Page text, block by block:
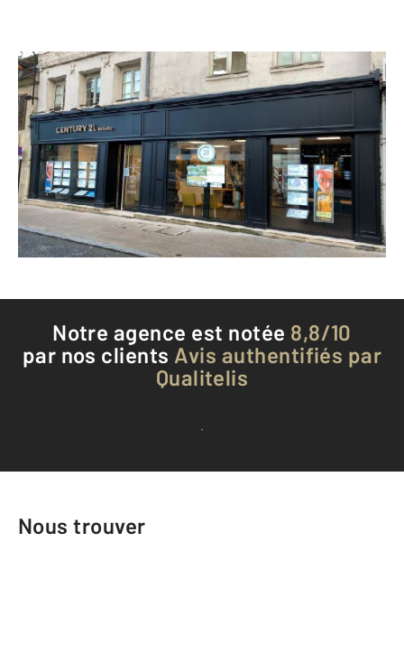
CENTURY 21 Infinity
28 rue Saint Corneille
COMPIEGNE - 60200
Envoyer un message
Téléphoner à l'agence
Notre agence est notée 8,8/10
par nos clients Avis authentifiés par
Qualitelis
Voir tous les avis clients
Nous trouver